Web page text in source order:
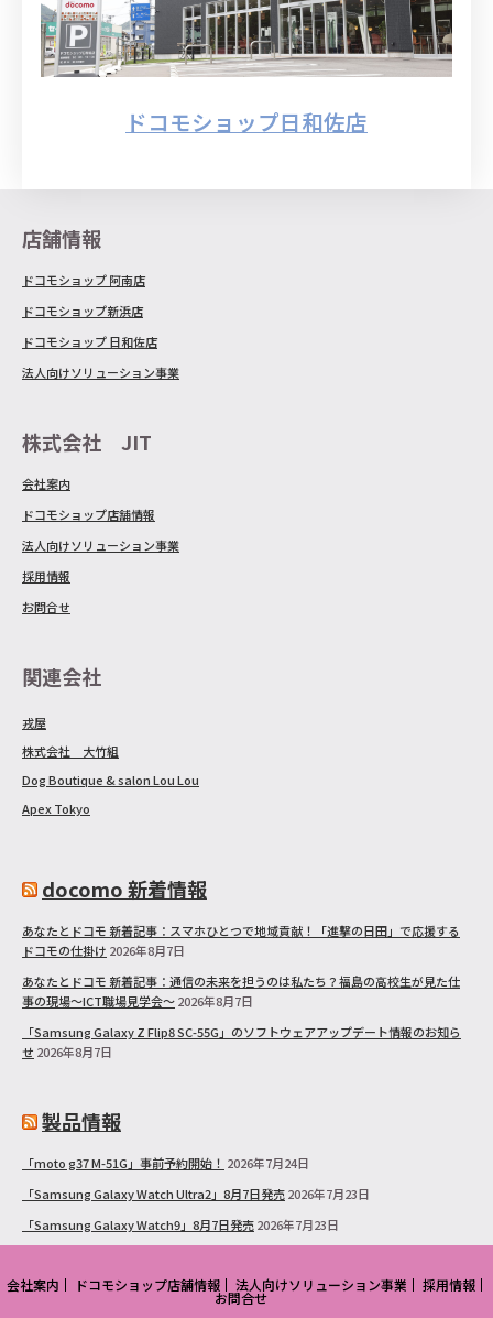
ドコモショップ日和佐店
店舗情報
ドコモショップ 阿南店
ドコモショップ新浜店
ドコモショップ 日和佐店
法人向けソリューション事業
株式会社 JIT
会社案内
ドコモショップ店舗情報
法人向けソリューション事業
採用情報
お問合せ
関連会社
戎屋
株式会社 大竹組
Dog Boutique & salon Lou Lou
Apex Tokyo
docomo 新着情報
あなたとドコモ 新着記事：スマホひとつで地域貢献！「進撃の日田」で応援する
ドコモの仕掛け 2026年8月7日
あなたとドコモ 新着記事：通信の未来を担うのは私たち？福島の高校生が見た仕
事の現場～ICT職場見学会～2026年8月7日
「Samsung Galaxy Z Flip8 SC-55G」のソフトウェアアップデート情報のお知ら
せ 2026年8月7日
製品情報
「moto g37 M-51G」事前予約開始！ 2026年7月24日
「Samsung Galaxy Watch Ultra2」8月7日発売2026年7月23日
「Samsung Galaxy Watch9」8月7日発売2026年7月23日
会社案内 ドコモショップ店舗情報 法人向けソリューション事業 採用情報
お問合せ